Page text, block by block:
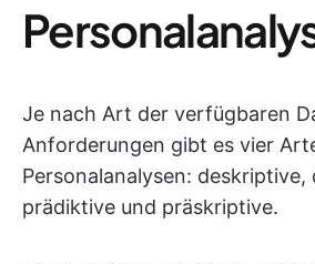
Je nach Art der verfügbaren
Anforderungen gibt es vier
Personalanalysen: deskriptive,
prädiktive und präskriptive.